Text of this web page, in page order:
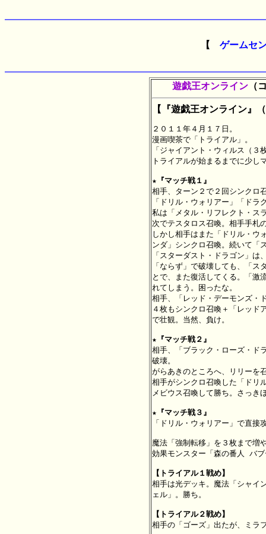
【 ゲームセ
遊戯王オンライン （
【『遊戯王オンライン』
２０１１年４月１７日。
漫画喫茶で「トライアル」。
「ジャイアント・ウィルス（
トライアルが始まるまでに少し
★『マッチ戦１』
相手、ターン２で２回シンクロ
「ドリル・ウォリアー」「ド
私は「メタル・リフレクト・ス
次でテスタロス召喚。相手手札
しかし相手はまた「ドリル・ウ
ンダ」シンクロ召喚。続いて「
「スターダスト・ドラゴン」
「ならず」で破壊しても、「
とで、また復活してくる。「激
れてしまう。困ったな。
相手、「レッド・デーモンズ・
４枚もシンクロ召喚＋「レッド
で壮観。当然、負け。
★『マッチ戦２』
相手、「ブラック・ローズ・ド
破壊。
がらあきのところへ、リリーを
相手がシンクロ召喚した「ドリ
メビウス召喚して勝ち。さっき
★『マッチ戦３』
「ドリル・ウォリアー」で直
魔法「強制転移」を３枚まで増
効果モンスター「森の番人 バ
【トライアル１戦め】
相手は光デッキ。魔法「シャイ
ェル」。勝ち。
【トライアル２戦め】
相手の「ゴーズ」出たが、ミラ